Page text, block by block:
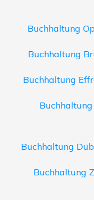
Buchhaltung
Buchhaltung
Buchhaltung
Buchhaltung
Buchhaltung